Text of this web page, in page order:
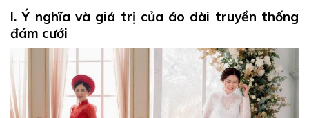
I. Ý nghĩa và giá trị của áo dài truyền thống
đám cưới